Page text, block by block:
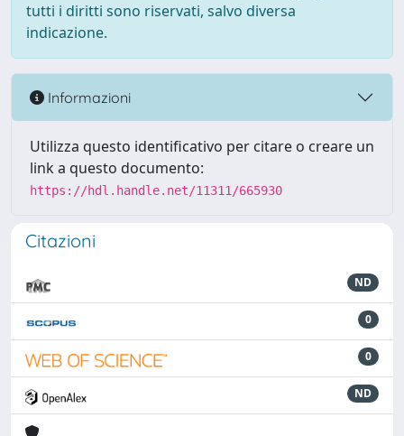
tutti i diritti sono riservati, salvo diversa
indicazione.
Informazioni
Utilizza questo identificativo per citare o creare un
link a questo documento:
https://hdl.handle.net/11311/665930
Citazioni
ND
0
0
ND